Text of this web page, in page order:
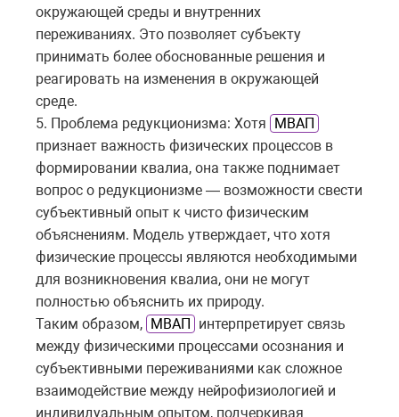
окружающей среды и внутренних
переживаниях. Это позволяет субъекту
принимать более обоснованные решения и
реагировать на изменения в окружающей
среде.
5. Проблема редукционизма: Хотя
МВАП
признает важность физических процессов в
формировании квалиа, она также поднимает
вопрос о редукционизме — возможности свести
субъективный опыт к чисто физическим
объяснениям. Модель утверждает, что хотя
физические процессы являются необходимыми
для возникновения квалиа, они не могут
полностью объяснить их природу.
Таким образом, МВАП
интерпретирует связь
между физическими процессами осознания и
субъективными переживаниями как сложное
взаимодействие между нейрофизиологией и
индивидуальным опытом, подчеркивая